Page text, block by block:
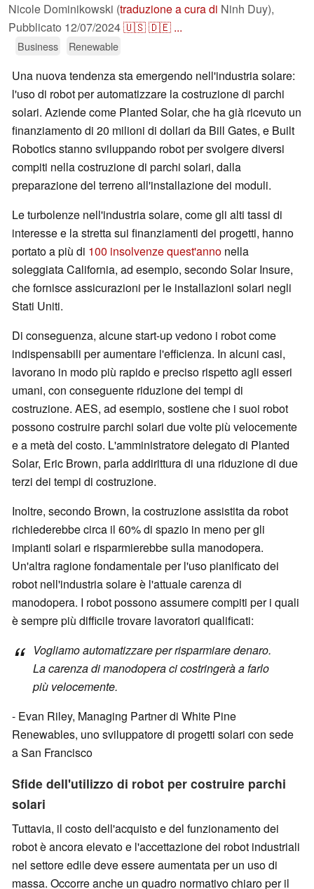
Nicole Dominikowski (traduzione a cura di Ninh Duy),
Pubblicato 12/07/2024🇺🇸🇩🇪 ...
Business Renewable
Una nuova tendenza sta emergendo nell'industria solare:
l'uso di robot per automatizzare la costruzione di parchi
solari. Aziende come Planted Solar, che ha già ricevuto un
finanziamento di 20 milioni di dollari da Bill Gates, e Built
Robotics stanno sviluppando robot per svolgere diversi
compiti nella costruzione di parchi solari, dalla
preparazione del terreno all'installazione dei moduli.
Le turbolenze nell'industria solare, come gli alti tassi di
interesse e la stretta sui finanziamenti dei progetti, hanno
portato a più di 100 insolvenze quest'anno nella
soleggiata California, ad esempio, secondo Solar Insure,
che fornisce assicurazioni per le installazioni solari negli
Stati Uniti.
Di conseguenza, alcune start-up vedono i robot come
indispensabili per aumentare l'efficienza. In alcuni casi,
lavorano in modo più rapido e preciso rispetto agli esseri
umani, con conseguente riduzione dei tempi di
costruzione. AES, ad esempio, sostiene che i suoi robot
possono costruire parchi solari due volte più velocemente
e a metà del costo. L'amministratore delegato di Planted
Solar, Eric Brown, parla addirittura di una riduzione di due
terzi dei tempi di costruzione.
Inoltre, secondo Brown, la costruzione assistita da robot
richiederebbe circa il 60% di spazio in meno per gli
impianti solari e risparmierebbe sulla manodopera.
Un'altra ragione fondamentale per l'uso pianificato dei
robot nell'industria solare è l'attuale carenza di
manodopera. I robot possono assumere compiti per i quali
è sempre più difficile trovare lavoratori qualificati:
Vogliamo automatizzare per risparmiare denaro.
La carenza di manodopera ci costringerà a farlo
più velocemente.
- Evan Riley, Managing Partner di White Pine
Renewables, uno sviluppatore di progetti solari con sede
a San Francisco
Sfide dell'utilizzo di robot per costruire parchi
solari
Tuttavia, il costo dell'acquisto e del funzionamento dei
robot è ancora elevato e l'accettazione dei robot industriali
nel settore edile deve essere aumentata per un uso di
massa. Occorre anche un quadro normativo chiaro per il